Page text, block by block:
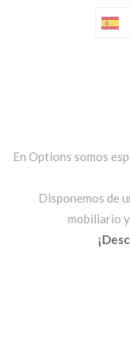
En Options somos
Disponemos de
mobiliario